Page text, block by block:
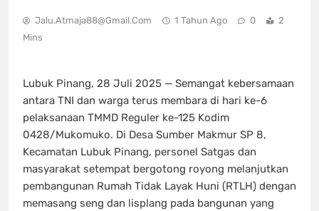
Jalu.atmaja88@gmail.com 1 Tahun Ago 0
2
Mins
Lubuk Pinang, 28 Juli 2025 — Semangat kebersamaan
antara TNI dan warga terus membara di hari ke-6
pelaksanaan TMMD Reguler ke-125 Kodim
0428/Mukomuko. Di Desa Sumber Makmur SP 8,
Kecamatan Lubuk Pinang, personel Satgas dan
masyarakat setempat bergotong royong melanjutkan
pembangunan Rumah Tidak Layak Huni (RTLH) dengan
memasang seng dan lisplang pada bangunan yang